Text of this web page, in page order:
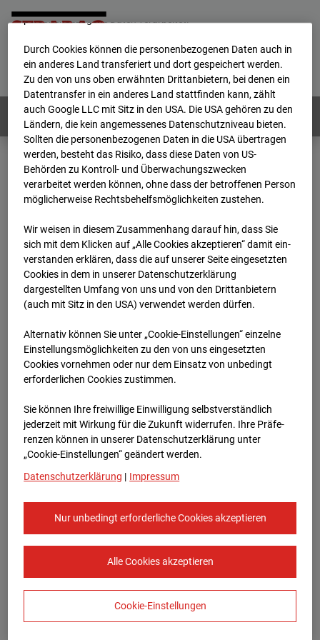
Home E-Mail Impressum
Login
Deutsch / English
Webcams: Alle Länder
Home
Deutschland
BC-120 - BV W2 Campus BT 1-3
Archiv
2025
11:05
BC-120 - BV W2
Campus BT 1-3
Stuttgart
Zur Übersicht
Europe/Berlin
personenbezogene Daten verarbeitet.
Durch Cookies können die personenbezogenen Daten auch in
ein anderes Land transferiert und dort gespeichert werden.
Zu den von uns oben erwähnten Drittanbietern, bei denen ein
Datentransfer in ein anderes Land stattfinden kann, zählt
auch Google LLC mit Sitz in den USA. Die USA gehören zu den
Ländern, die kein angemessenes Datenschutzniveau bieten.
Sollten die personenbezogenen Daten in die USA übertragen
werden, besteht das Risiko, dass diese Daten von US-
Behörden zu Kontroll- und Überwachungszwecken
verarbeitet werden können, ohne dass der betroffenen Person
möglicherweise Rechtsbehelfsmöglichkeiten zustehen.
Wir weisen in diesem Zusammenhang darauf hin, dass Sie
sich mit dem Klicken auf „Alle Cookies akzeptieren“ damit ein­
ver­standen erklären, dass die auf unserer Seite eingesetzten
Cookies in dem in unserer Datenschutzerklärung
dargestellten Umfang von uns und von den Drittanbietern
(auch mit Sitz in den USA) verwendet werden dürfen.
Alternativ können Sie unter „Cookie-Einstellungen“ einzelne
Einstellungsmöglichkeiten zu den von uns eingesetzten
Cookies vornehmen oder nur dem Einsatz von unbedingt
erforderlichen Cookies zustimmen.
Sie können Ihre freiwillige Einwilligung selbstverständlich
jederzeit mit Wirkung für die Zukunft widerrufen. Ihre Prä­fe­
renzen können in unserer Datenschutzerklärung unter
„Cookie-Einstellungen“ geändert werden.
Datenschutzerklärung | Impressum
Nur unbedingt erforderliche Cookies akzeptieren
Alle Cookies akzeptieren
Cookie-Einstellungen